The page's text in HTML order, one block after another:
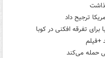
ترجیح داد
برای تفرقه افکنی در کوبا
+فیلم